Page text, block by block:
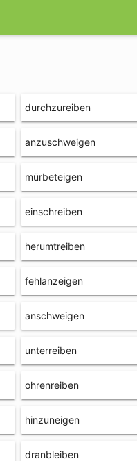
durchzureiben
anzuschweigen
mürbeteigen
einschreiben
herumtreiben
fehlanzeigen
anschweigen
unterreiben
ohrenreiben
hinzuneigen
dranbleiben